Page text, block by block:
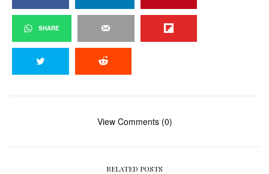
SHARE
View Comments (0)
RELATED POSTS